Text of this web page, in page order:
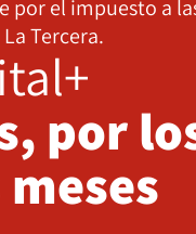
por el impuesto a
Tercera.
por